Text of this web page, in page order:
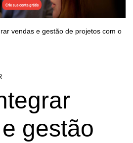
vendas e gestão de projetos com o
gestão